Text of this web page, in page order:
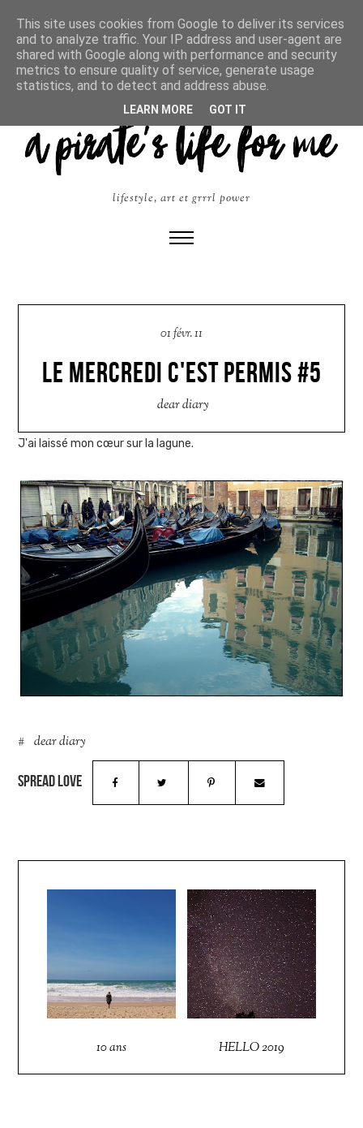
lifestyle, art et grrrl power
01 févr. 11
LE MERCREDI C'EST PERMIS #5
dear diary
J'ai laissé mon cœur sur la lagune.
dear diary
10 ans HELLO 2019
This site uses cookies from Google to deliver its services
and to analyze traffic. Your IP address and user-agent are
shared with Google along with performance and security
metrics to ensure quality of service, generate usage
statistics, and to detect and address abuse.
LEARN MORE GOT IT